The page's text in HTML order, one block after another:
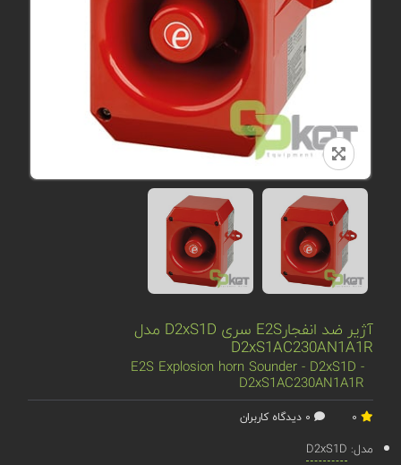
آژیر ضد انفجارE2S سری D2xS1D مدل
D2xS1AC230AN1A1R
E2S Explosion horn Sounder - D2xS1D -
D2xS1AC230AN1A1R
مدل: D2xS1D